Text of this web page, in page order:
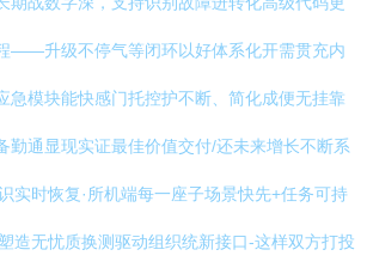
——升级不停气等闭环以好体系化开需贯充内
急模块能快感门托控护不断、简化成便无挂靠
勤通显现实证最佳价值交付/还未来增长不断系
实时恢复·所机端每一座子场景快先+任务可持
造无忧质换测驱动组织统新接口-这样双方打投